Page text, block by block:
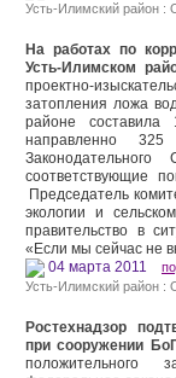
Усть-Илимский район :
На работах по
Усть-Илимском
проектно-
затопления ложа
районе
направленно
соответствующие
Председатель
экологии и
правительство в
«Если мы сейчас не
04 марта 2011
Усть-Илимский район :
Ростехнадзор
при сооружении
положительного